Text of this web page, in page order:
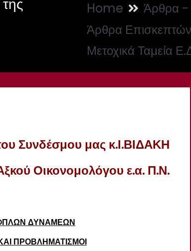
Home
Άρθρα -
Άρθρα Επισκεπτών
Μετοχικά Ταμεία
Συνδέσμου μας κ.Ι.ΒΙΔΑΚΗ
Οικονομολόγου ε.α. Π.Ν.
ΔΥΝΑΜΕΩΝ
ΠΡΟΒΛΗΜΑΤΙΣΜΟΙ